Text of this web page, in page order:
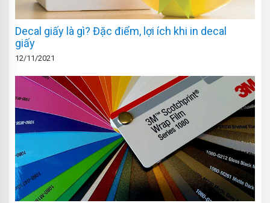
Decal giấy là gì? Đặc điểm, lợi ích khi in decal
giấy
12/11/2021